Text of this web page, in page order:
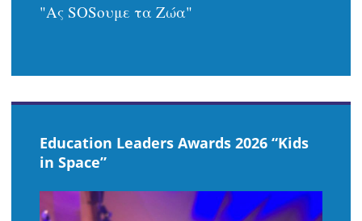
"Ας SOSουμε τα Ζώα"
Εducation Leaders Awards 2026 “Kids
in Space”